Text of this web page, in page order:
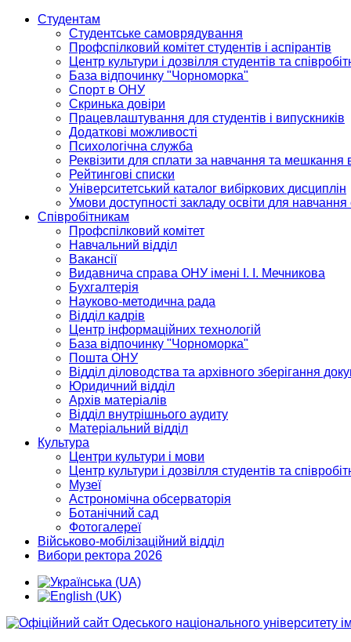
Студентам
Студентське самоврядування
Профспілковий комітет студентів і аспірантів
Центр культури і дозвілля студентів та
База відпочинку "Чорноморка"
Спорт в ОНУ
Скринька довіри
Працевлаштування для студентів і випускників
Додаткові можливості
Психологічна служба
Реквізити для сплати за навчання та мешкання
Рейтингові списки
Університетський каталог вибіркових дисциплін
Умови доступності закладу освіти для
Співробітникам
Профспілковий комітет
Навчальний відділ
Вакансії
Видавнича справа ОНУ імені І. І. Мечникова
Бухгалтерія
Науково-методична рада
Відділ кадрів
Центр інформаційних технологій
База відпочинку "Чорноморка"
Пошта ОНУ
Відділ діловодства та архівного зберігання
Юридичний відділ
Архів матеріалів
Відділ внутрішнього аудиту
Матеріальний відділ
Культура
Центри культури і мови
Центр культури і дозвілля студентів та
Музеї
Астрономічна обсерваторія
Ботанічний сад
Фотогалереї
Військово-мобілізаційний відділ
Вибори ректора 2026